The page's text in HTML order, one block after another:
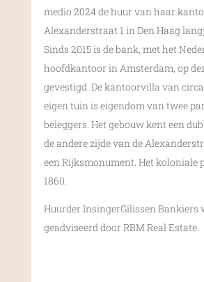
medio 2024 de huur van haar
Alexanderstraat 1 in Den Haag
Sinds 2015 is de bank, met het
hoofdkantoor in Amsterdam, op
gevestigd. De kantoorvilla van circa
eigen tuin is eigendom van twee
beleggers. Het gebouw kent een
de andere zijde van de
een Rijksmonument. Het koloniale
1860.
Huurder InsingerGilissen Bankiers
geadviseerd door RBM Real Estate.